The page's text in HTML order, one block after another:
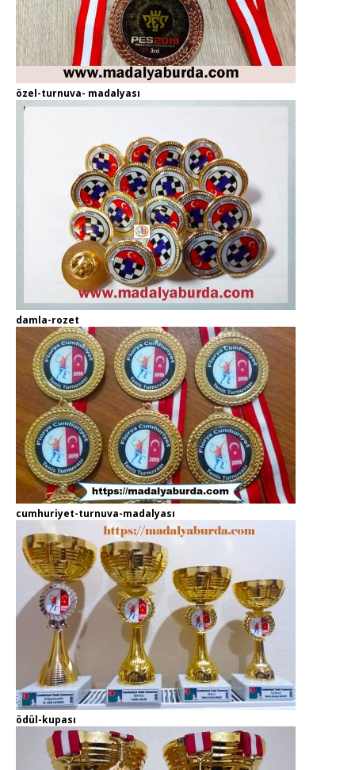
özel-turnuva- madalyası
damla-rozet
cumhuriyet-turnuva-madalyası
ödül-kupası